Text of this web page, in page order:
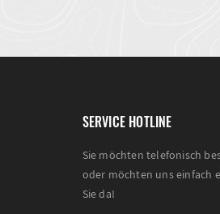
SERVICE HOTLINE
Sie möchten telefonisch
oder möchten uns einfach
Sie da!